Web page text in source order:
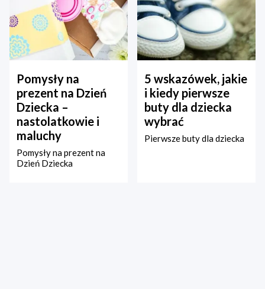
Pomysły na
prezent na Dzień
Dziecka –
nastolatkowie i
maluchy
Pomysły na prezent na
Dzień Dziecka
5 wskazówek, jakie
i kiedy pierwsze
buty dla dziecka
wybrać
Pierwsze buty dla dziecka